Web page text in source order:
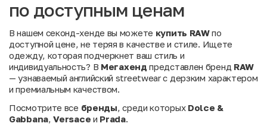
по доступным ценам
В нашем секонд-хенде вы можете купить RAWпо
доступной цене, не теряя в качестве и стиле. Ищете
одежду, которая подчеркнет ваш стиль и
индивидуальность? В Мегахенд представлен бренд RAW
— узнаваемый английский streetwear с дерзким характером
и премиальным качеством.
Посмотрите все бренды, среди которых Dolce &
Gabbana,Versace и Prada.